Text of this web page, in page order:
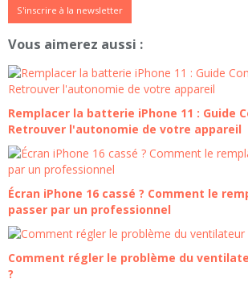
S'inscrire à la newsletter
Vous aimerez aussi :
Remplacer la batterie iPhone 11 : Guide
Retrouver l'autonomie de votre appareil
Écran iPhone 16 cassé ? Comment le
passer par un professionnel
Comment régler le problème du
?